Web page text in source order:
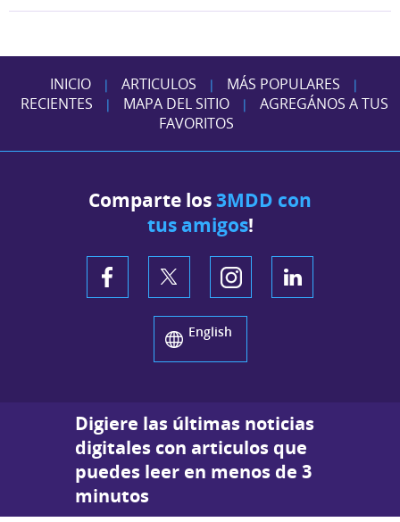
INICIO | ARTICULOS | MÁS POPULARES |
RECIENTES | MAPA DEL SITIO |
AGREGÁNOS A TUS
FAVORITOS
Comparte los3MDD con
tus amigos!
English
Digiere las últimas noticias
digitales con articulos que
puedes leer en menos de 3
minutos